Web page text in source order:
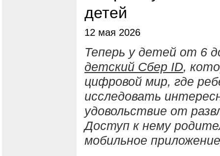
детей
12 мая 2026
Теперь у детей от 6
детский Сбер ID,
цифровой мир, где
исследовать
удовольствие от
Доступ к нему
мобильное